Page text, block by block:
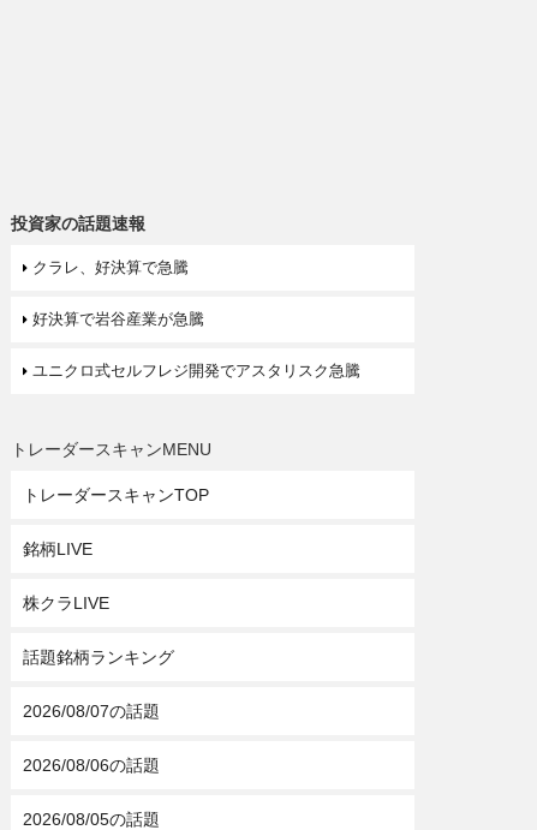
投資家の話題速報
クラレ、好決算で急騰
好決算で岩谷産業が急騰
ユニクロ式セルフレジ開発でアスタリスク急騰
トレーダースキャンMENU
トレーダースキャンTOP
銘柄LIVE
株クラLIVE
話題銘柄ランキング
2026/08/07の話題
2026/08/06の話題
2026/08/05の話題